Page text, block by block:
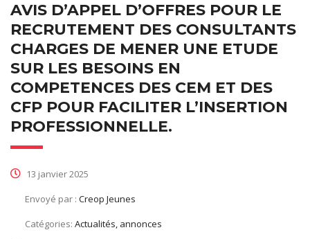
AVIS D’APPEL D’OFFRES POUR LE
RECRUTEMENT DES CONSULTANTS
CHARGES DE MENER UNE ETUDE
SUR LES BESOINS EN
COMPETENCES DES CEM ET DES
CFP POUR FACILITER L’INSERTION
PROFESSIONNELLE.
13 janvier 2025
Envoyé par : Creop Jeunes
Catégories: Actualités, annonces